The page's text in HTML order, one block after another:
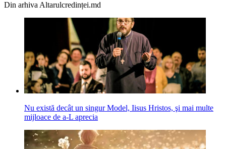
Din arhiva Altarulcredinței.md
Nu există decât un singur Model, Iisus Hristos, şi mai multe
mijloace de a-L aprecia